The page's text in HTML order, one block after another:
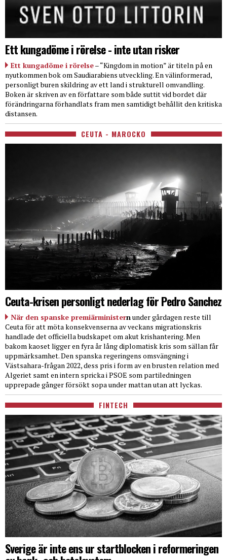
Ett kungadöme i rörelse - inte utan risker
Ett kungadöme i rörelse– “Kingdom in motion” är titeln på en
nyutkommen bok om Saudiarabiens utveckling. En välinformerad,
personligt buren skildring av ett land i strukturell omvandling.
Boken är skriven av en författare som både suttit vid bordet där
förändringarna förhandlats fram men samtidigt behållit den kritiska
distansen.
CEUTA - MAROCKO
Ceuta-krisen personligt nederlag för Pedro Sanchez
När den spanske premiärministernunder gårdagen reste till
Ceuta för att möta konsekvenserna av veckans migrationskris
handlade det officiella budskapet om akut krishantering. Men
bakom kaoset ligger en fyra år lång diplomatisk kris som sällan får
uppmärksamhet. Den spanska regeringens omsvängning i
Västsahara-frågan 2022, dess pris i form av en brusten relation med
Algeriet samt en intern spricka i PSOE som partiledningen
upprepade gånger försökt sopa under mattan utan att lyckas.
FINTECH
Sverige är inte ens ur startblocken i reformeringen